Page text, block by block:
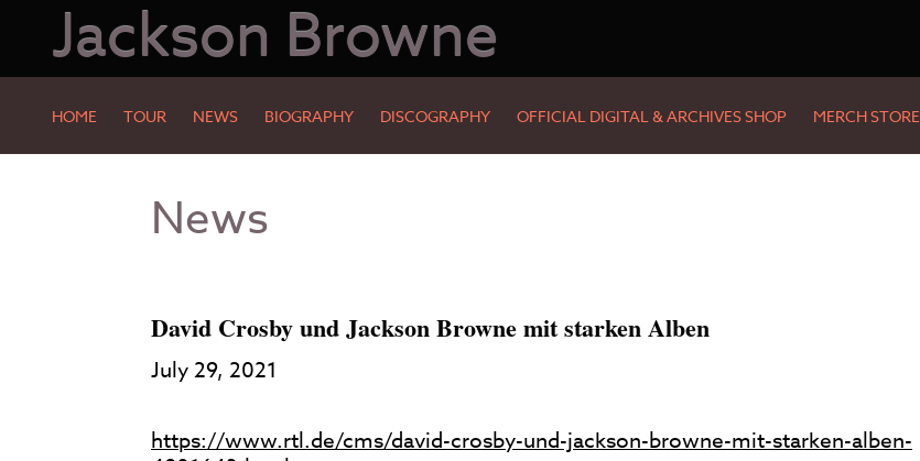
Jackson Browne
HOME TOUR NEWS BIOGRAPHY DISCOGRAPHY OFFICIAL DIGITAL & ARCHIVES SHOP MERCH STORE
News
David Crosby und Jackson Browne mit starken Alben
July 29, 2021
https://www.rtl.de/cms/david-crosby-und-jackson-browne-mit-starken-alben-